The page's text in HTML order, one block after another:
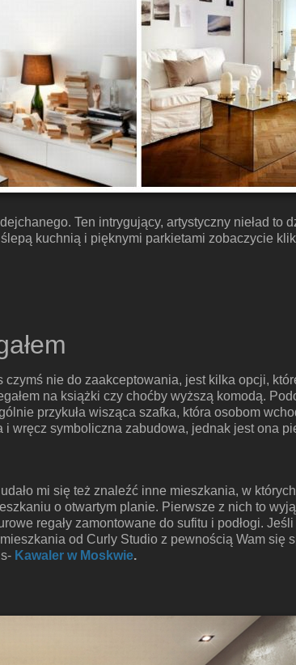
Ten intrygujący, artystyczny nieład to
kuchnią i pięknymi parkietami zobaczycie
czymś nie do zaakceptowania, jest kilka opcji,
na książki czy choćby wyższą komodą.
przykuła wisząca szafka, która osobom
i wręcz symboliczna zabudowa, jednak jest ona
mi się też znaleźć inne mieszkania, w
o otwartym planie. Pierwsze z nich to
regały zamontowane do sufitu i podłogi.
od Curly Studio z pewnością Wam się
Kawaler w Moskwie.